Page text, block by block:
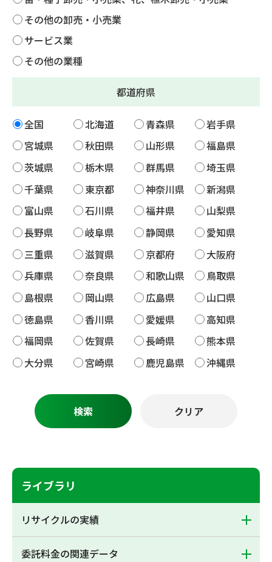
その他の卸売・小売業
サービス業
その他の業種
都道府県
全国 北海道 青森県
岩手県
宮城県
秋田県 山形県
福島県
茨城県
栃木県 群馬県
埼玉県
千葉県
東京都 神奈川県
新潟県
富山県
石川県 福井県
山梨県
長野県
岐阜県 静岡県
愛知県
三重県
滋賀県 京都府
大阪府
兵庫県
奈良県 和歌山県
鳥取県
島根県
岡山県 広島県
山口県
徳島県
香川県 愛媛県
高知県
福岡県
佐賀県 長崎県
熊本県
大分県
宮崎県 鹿児島県 沖縄県
ライブラリ
リサイクルの実績
委託料金の関連データ